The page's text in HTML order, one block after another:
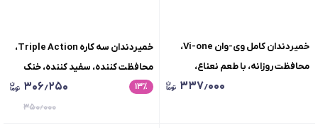
خمیردندان کامل وی-وان Vi-one،
محافظت روزانه، با طعم نعناع،
مخصوص دندان و لثه های حساس،
۳۳۷٫۰۰۰
خمیردندان سه کاره Triple Action،
محافظت کننده، سفید کننده، خنک
کننده، مخصوص دندان و لثه های
۱۳٪ ۳۰۶٫۲۵۰
۳۵۰٫۰۰۰